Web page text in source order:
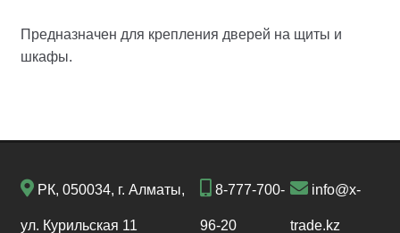
Предназначен для крепления дверей на щиты и
шкафы.
РК, 050034, г. Алматы,
ул. Курильская 11
8-777-700-
96-20
info@x-
trade.kz